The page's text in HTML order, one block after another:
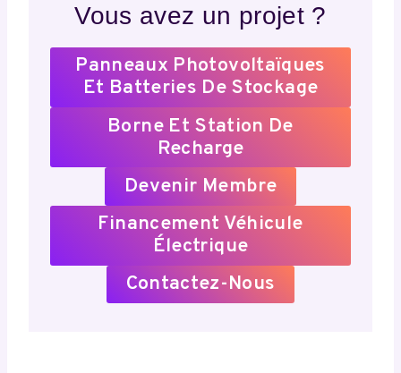
Vous avez un projet ?
Panneaux Photovoltaïques
Et Batteries De Stockage
Borne Et Station De
Recharge
Devenir Membre
Financement Véhicule
Électrique
Contactez-Nous